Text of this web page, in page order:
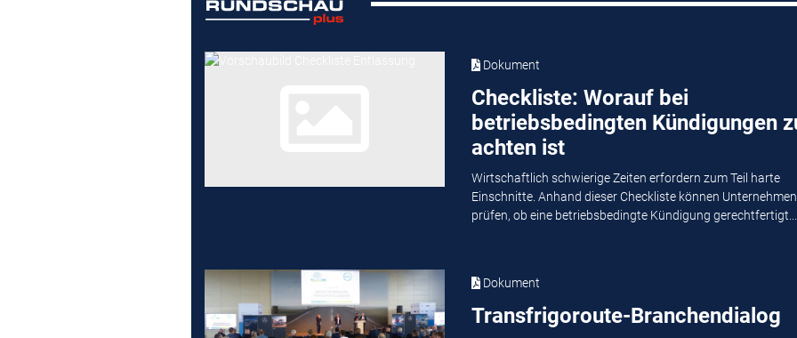
Dokument
Checkliste: Worauf bei
betriebsbedingten Kündigungen
achten ist
Wirtschaftlich schwierige Zeiten erfordern zum Teil harte
Einschnitte. Anhand dieser Checkliste können Unternehmen
prüfen, ob eine betriebsbedingte Kündigung gerechtfertigt...
Dokument
Transfrigoroute-Branchendialog